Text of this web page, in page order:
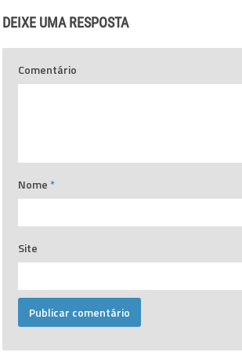
DEIXE UMA RESPOSTA
Comentário
Nome *
Site